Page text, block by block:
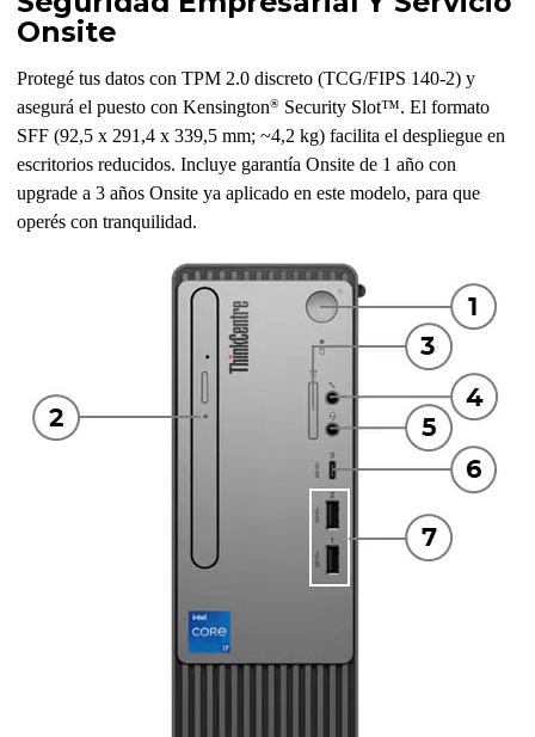
Onsite
Protegé tus datos con TPM 2.0 discreto (TCG/FIPS 140-2) y
asegurá el puesto con Kensington® Security Slot™. El formato
SFF (92,5 x 291,4 x 339,5 mm; ~4,2 kg) facilita el despliegue en
escritorios reducidos. Incluye garantía Onsite de 1 año con
upgrade a 3 años Onsite ya aplicado en este modelo, para que
operés con tranquilidad.